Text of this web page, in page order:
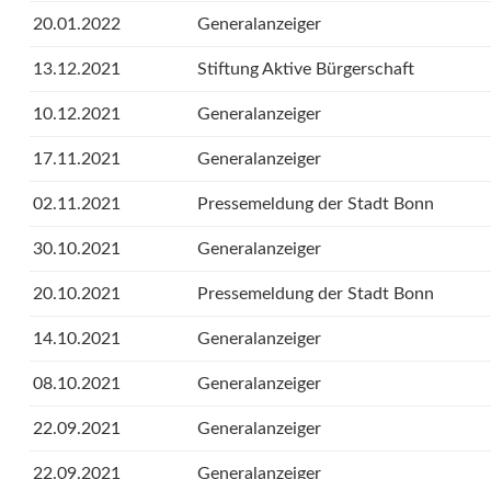
20.01.2022 Generalanzeiger
13.12.2021 Stiftung Aktive Bürgerschaft
10.12.2021 Generalanzeiger
17.11.2021 Generalanzeiger
02.11.2021 Pressemeldung der Stadt Bonn
30.10.2021 Generalanzeiger
20.10.2021 Pressemeldung der Stadt Bonn
14.10.2021 Generalanzeiger
08.10.2021 Generalanzeiger
22.09.2021 Generalanzeiger
22.09.2021 Generalanzeiger